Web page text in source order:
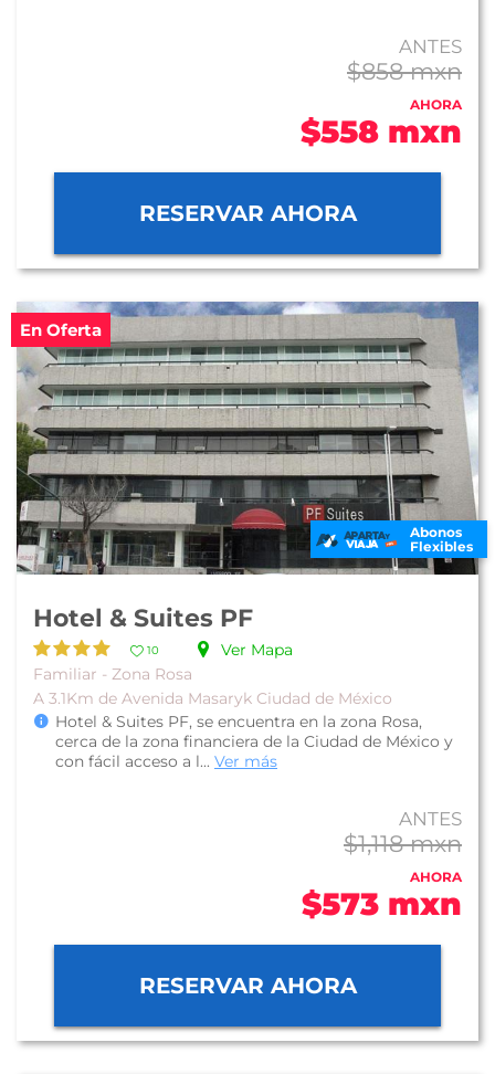
ANTES
$858 mxn
AHORA
$558 mxn
RESERVAR AHORA
En Oferta
Abonos
Flexibles
Hotel & Suites PF
10
Ver Mapa
Familiar - Zona Rosa
A 3.1Km de Avenida Masaryk Ciudad de México
Hotel & Suites PF, se encuentra en la zona Rosa,
cerca de la zona financiera de la Ciudad de México y
con fácil acceso a l... Ver más
ANTES
$1,118 mxn
AHORA
$573 mxn
RESERVAR AHORA